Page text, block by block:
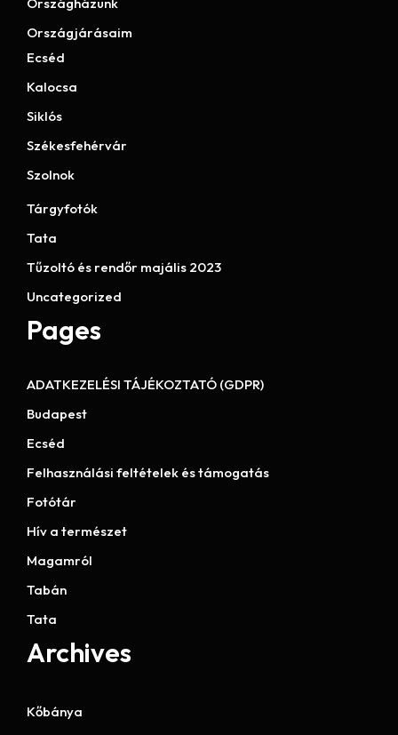
Országjárásaim
Ecséd
Kalocsa
Siklós
Székesfehérvár
Szolnok
Tárgyfotók
Tata
Tűzoltó és rendőr majális 2023
Uncategorized
Pages
ADATKEZELÉSI TÁJÉKOZTATÓ (GDPR)
Budapest
Ecséd
Felhasználási feltételek és támogatás
Fotótár
Hív a természet
Magamról
Tabán
Tata
Archives
Kőbánya